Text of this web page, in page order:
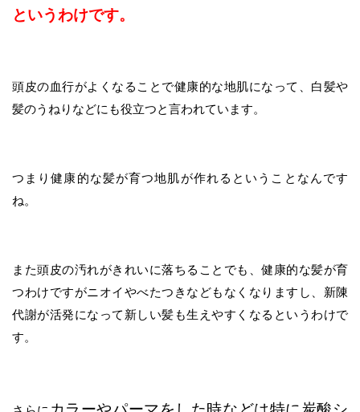
というわけです。
頭皮の血行がよくなることで健康的な地肌になって、白髪や
髪のうねりなどにも役立つと言われています。
つまり健康的な髪が育つ地肌が作れるということなんです
ね。
また頭皮の汚れがきれいに落ちることでも、健康的な髪が育
つわけですがニオイやべたつきなどもなくなりますし、新陳
代謝が活発になって新しい髪も生えやすくなるというわけで
す。